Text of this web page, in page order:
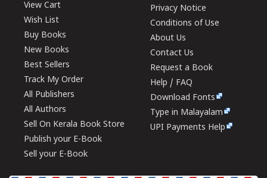
View Cart
Wish List
Buy Books
New Books
Best Sellers
Track My Order
All Publishers
All Authors
Sell On Kerala Book Store
Publish your E-Book
Sell your E-Book
Privacy Notice
Conditions of Use
About Us
Contact Us
Request a Book
Help / FAQ
Download Fonts
Type in Malayalam
UPI Payments Help